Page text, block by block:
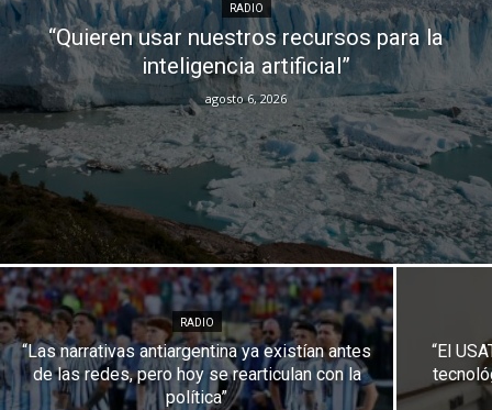
RADIO
“Quieren usar nuestros recursos para la
inteligencia artificial”
agosto 6, 2026
RADIO
“Las narrativas antiargentina ya existían antes
de las redes, pero hoy se rearticulan con la
política”
“El